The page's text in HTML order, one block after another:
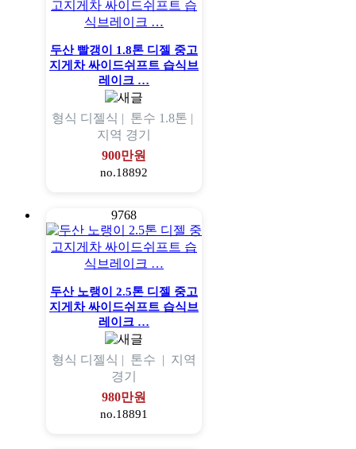
두산 빨갱이 1.8톤 디젤 중고
지게차 싸이드쉬프트 습식브
레이크 …
형식 디젤식 | 톤수 1.8톤 |
지역 경기
900만원
no.18892
9768
두산 노랭이 2.5톤 디젤 중고
지게차 싸이드쉬프트 습식브
레이크 …
형식 디젤식 | 톤수 | 지역
경기
980만원
no.18891